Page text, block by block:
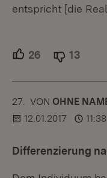
entspricht [die
26 Unterstützer.
13
27. KOMMENTAR
VON :OHNE
12.01.2017
11:38
Differenzierung